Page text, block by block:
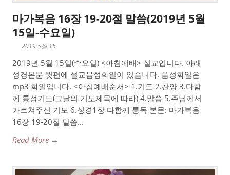
마가복음 16장 19-20절 말씀(2019년 5월
15일-수요일)
2019 5월 15
2019년 5월 15일(수요일) <아침예배> 설교입니다. 아래
성경본문 윗편에 설교음성화일이 있습니다. 음성화일은
mp3 화일입니다. <아침예배순서> 1.기도 2.찬양 3.다함
께 통성기도(그날의 기도제목에 따라) 4.말씀 5.주님께서
가르쳐주신 기도 6.성경1장 다함께 통독 본문: 마가복음
16장 19-20절 말씀...
Read More →